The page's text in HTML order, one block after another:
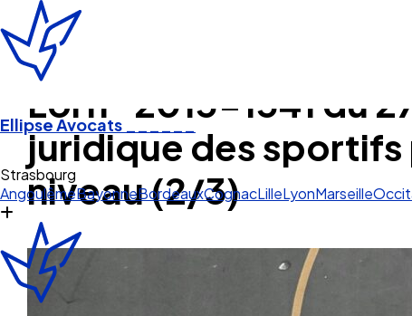
Ellipse Avocats ______
Angoulême
AngoulêmeBayonneBordeauxCognacLilleLyonMarseille
Loi n° 2015-1541 du
juridique des
niveau (2/3)